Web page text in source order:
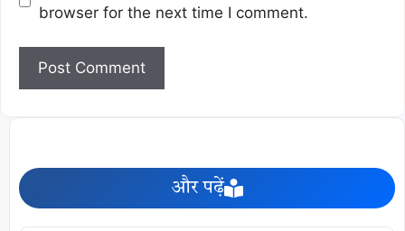
browser for the next time I comment.
और पढ़ें